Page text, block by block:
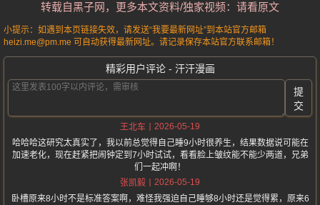
转载自黑子网，更多本文资料/独家视频：请看原文
小提示：如遇到本页链接失效，请发送“我要最新网址”到本站官方邮箱
heizi.me@pm.me 可自动获得最新网址。请记录保存本站官方联系邮箱！
精彩用户评论 - 汗汗漫画
提
交
王北车
2026-05-19
哈哈哈这研究太真实了，我以前总觉得自己睡9小时很养生，结果数据说可能在
加速老化，现在赶紧把闹钟定到7小时试试，看看脸上皱纹能不能少两道，兄弟
们一起冲啊！
张凯毅
2026-05-19
卧槽原来8小时不是标准答案啊，难怪我强迫自己睡够8小时还是觉得累，原来6